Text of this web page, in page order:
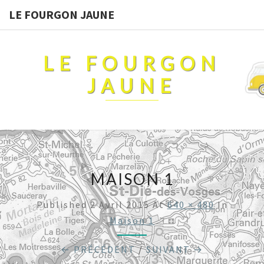
LE FOURGON JAUNE
LE FOURGON
JAUNE
MAISON 1
Published2 Avril 2015At640 × 480In
Maison 1
← PRÉCÉDENT/SUIVANT →